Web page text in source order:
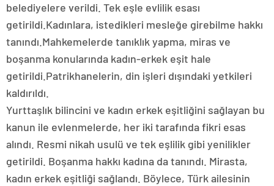
belediyelere verildi. Tek eşle evlilik esası
getirildi.Kadınlara, istedikleri mesleğe girebilme hakkı
tanındı.Mahkemelerde tanıklık yapma, miras ve
boşanma konularında kadın-erkek eşit hale
getirildi.Patrikhanelerin, din işleri dışındaki yetkileri
kaldırıldı.
Yurttaşlık bilincini ve kadın erkek eşitliğini sağlayan bu
kanun ile evlenmelerde, her iki tarafında fikri esas
alındı. Resmi nikah usulü ve tek eşlilik gibi yenilikler
getirildi. Boşanma hakkı kadına da tanındı. Mirasta,
kadın erkek eşitliği sağlandı. Böylece, Türk ailesinin